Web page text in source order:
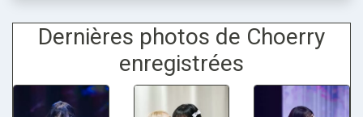
Dernières photos de Choerry
enregistrées